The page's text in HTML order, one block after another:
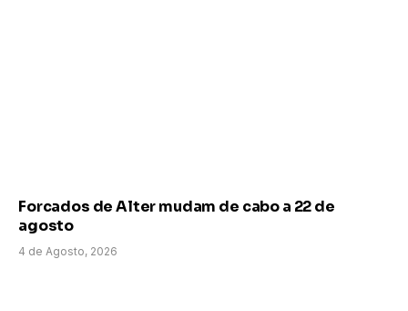
Forcados de Alter mudam de cabo a 22 de
agosto
4 de Agosto, 2026